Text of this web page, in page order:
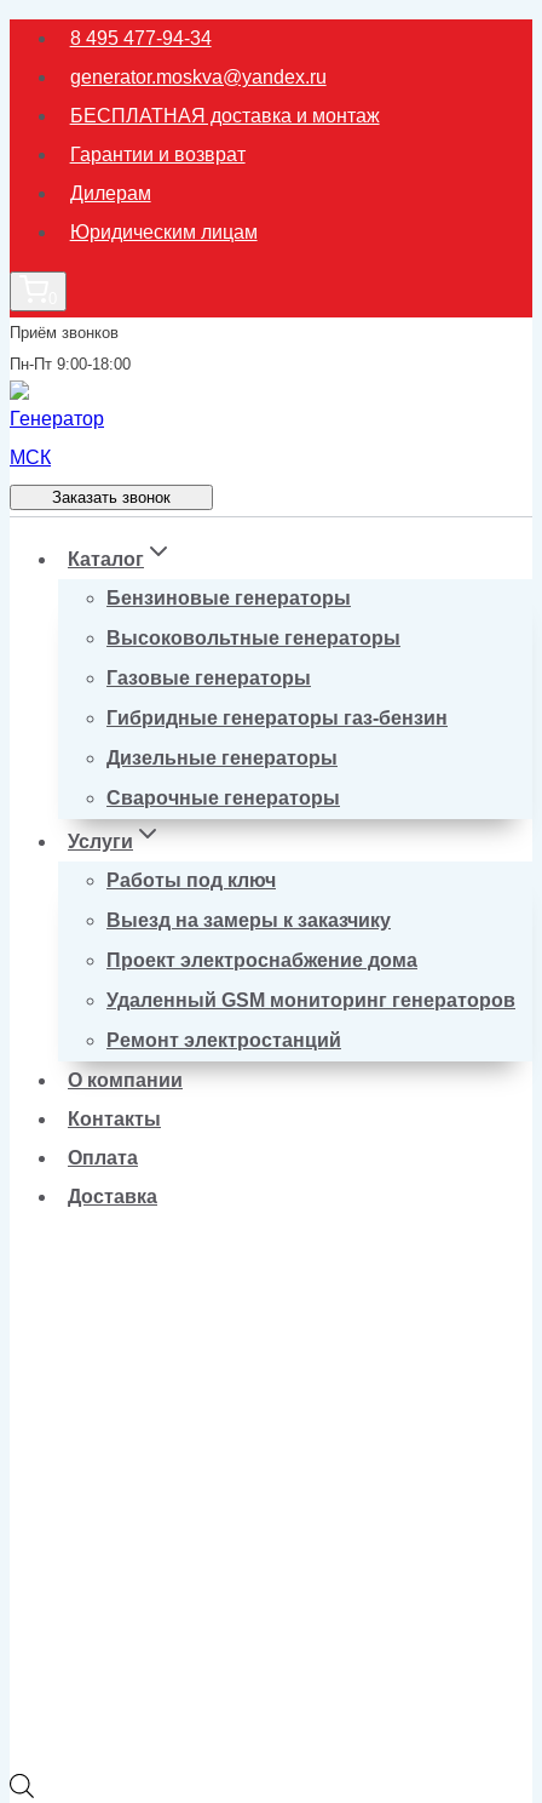
Перейти
содержимому
8 495 477-94-34
generator.moskva@yandex.ru
БЕСПЛАТНАЯ доставка и монтаж
Гарантии и возврат
Дилерам
Юридическим лицам
Приём звонков
Пн-Пт 9:00-18:00
Заказать звонок
Каталог
Бензиновые генераторы
Высоковольтные генераторы
Газовые генераторы
Гибридные генераторы газ-бензин
Дизельные генераторы
Сварочные генераторы
Услуги
Работы под ключ
Выезд на замеры к заказчику
Проект электроснабжение дома
Удаленный GSM мониторинг генераторов
Ремонт электростанций
О компании
Контакты
Оплата
Доставка